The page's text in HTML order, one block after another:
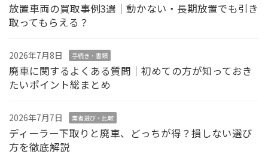
放置車両の買取事例3選｜動かない・長期放置でも引き
取ってもらえる？
2026年7月8日 手続き・書類
廃車に関するよくある質問｜初めての方が知っておき
たいポイント総まとめ
2026年7月7日 業者選び・比較
ディーラー下取りと廃車、どっちが得？損しない選び
方を徹底解説